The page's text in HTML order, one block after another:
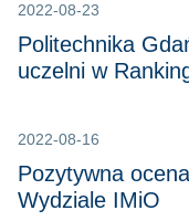
2022-08-23
Politechnika
uczelni w
2022-08-16
Pozytywna
Wydziale IMiO